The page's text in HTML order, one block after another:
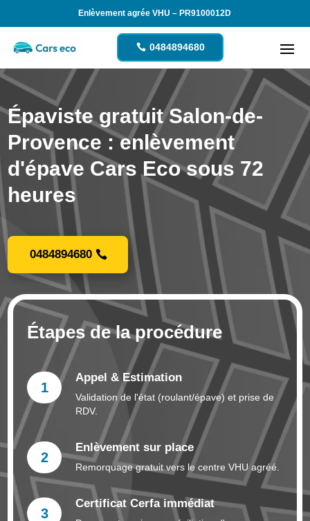
Enlèvement agrée VHU – PR9100012D
0484894680
Épaviste gratuit Salon-de-
Provence : enlèvement
d'épave Cars Eco sous 72
heures
0484894680
Étapes de la procédure
1
Appel & Estimation
Validation de l'état (roulant/épave) et prise de
RDV.
2
Enlèvement sur place
Remorquage gratuit vers le centre VHU agréé.
3
Certificat Cerfa immédiat